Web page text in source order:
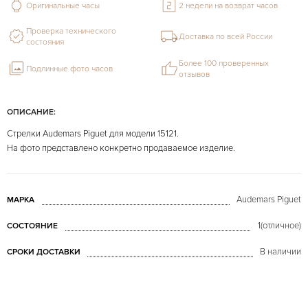
ОПИСАНИЕ:
Стрелки Audemars Piguet для модели 15121.
На фото представлено конкретно продаваемое изделие.
МАРКА Audemars Piguet
СОСТОЯНИЕ 1(отличное)
СРОКИ ДОСТАВКИ В наличии
Оригинальные часы 2 недели на возврат часов
Проверка технического
состояния
Доставка по всей России
Подлинные фото часов
Более 100 проверенных
отзывов